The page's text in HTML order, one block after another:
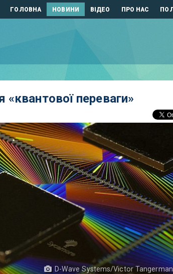
ГОЛОВНА НОВИНИ ВІДЕО ПРО НАС
переваги»
D-Wave Systems/Victor